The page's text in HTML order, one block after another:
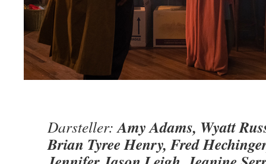
Darsteller:Amy Adams, Wyatt
Brian Tyree Henry, Fred